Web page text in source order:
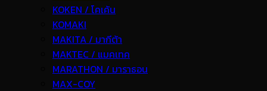
KOKEN / โคเค้น
KOMAKI
MAKITA / มากีต้า
MAKTEC / แมคเทค
MARATHON / มาราธอน
MAX-COY